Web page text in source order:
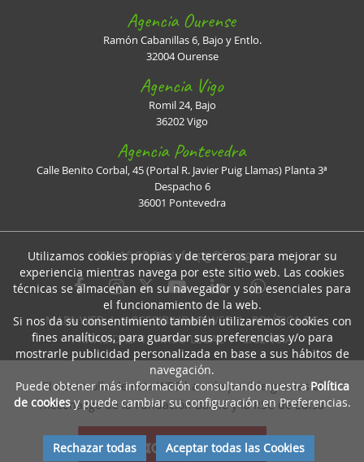
Agencia Ourense
Ramón Cabanillas 6, Bajo y Entlo.
32004 Ourense
Agencia Vigo
Romil 24, Bajo
36202 Vigo
Agencia Pontevedra
Calle Benito Corbal, 45 (Portal R. Javier Puig Llamas) Planta 3ª
Despacho 6
36001 Pontevedra
981 16 93 36 Ifaxpg@faxpg.es
MAPA WEBIACCESIBILIDAD WEBIPOLÍTICA DE
PRIVACIDADIAVISO LEGALILICENCIA
El desarrollo de esta WEB ha sido posible gracias al
mecenazgo de la Fundación Barrié y la RSC de Edisa
Utilizamos cookies propias y de terceros para mejorar su
experiencia mientras navega por este sitio web. Las cookies
técnicas se almacenan en su navegador y son esenciales para
el funcionamiento de la web.
Si nos da su consentimiento también utilizaremos cookies con
fines analíticos, para guardar sus preferencias y/o para
mostrarle publicidad personalizada en base a sus hábitos de
navegación.
Puede obtener más información consultando nuestraPolítica
de cookiesy puede cambiar su configuración en Preferencias.
Rechazar todas Aceptar todas las Cookies